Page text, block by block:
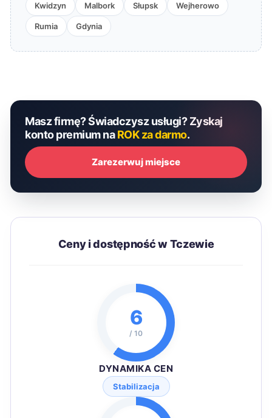
Kwidzyn Malbork Słupsk Wejherowo
Rumia Gdynia
Masz firmę? Świadczysz usługi? Zyskaj
konto premium naROK za darmo.
Zarezerwuj miejsce
Ceny i dostępność w Tczewie
6
/ 10
DYNAMIKA CEN
Stabilizacja